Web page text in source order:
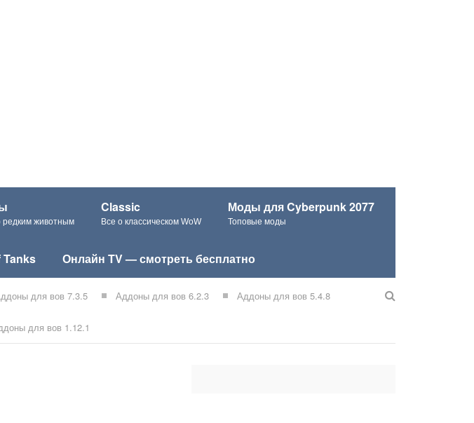
редким животным
Classic
Все о классическом WoW
Моды для Cyberpunk 2077
Топовые моды
Tanks Онлайн TV — смотреть бесплатно
для вов 7.3.5 Аддоны для вов 6.2.3 Аддоны для вов 5.4.8
для вов 1.12.1